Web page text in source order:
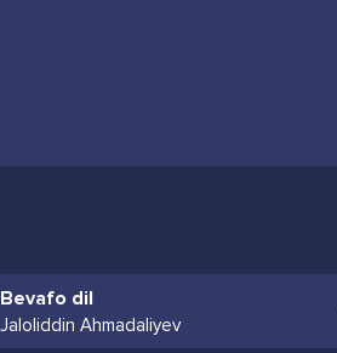
Bevafo dil
Jaloliddin Ahmadaliyev